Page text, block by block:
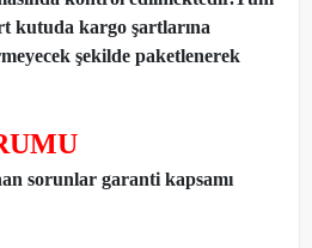
kutuda kargo şartlarına
şekilde paketlenerek
sorunlar garanti kapsamı